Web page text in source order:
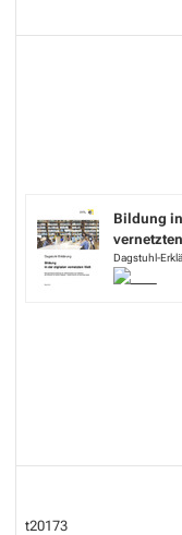
Bildung
Dagstuhl-
t20173